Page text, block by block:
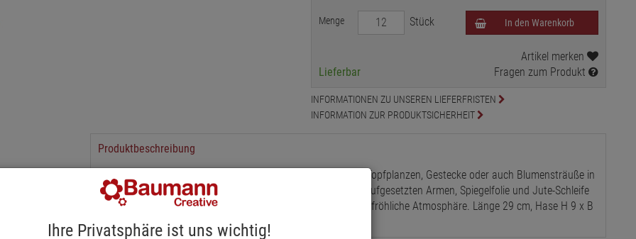
Menge Stück In den Warenkorb
Lieferbar
Artikel merken
Fragen zum Produkt
INFORMATIONEN ZU UNSEREN LIEFERFRISTEN
INFORMATION ZUR PRODUKTSICHERHEIT
Produktbeschreibung
Mit diesen süßen Dekosteckern Hase Emil versetzen Sie Ihre Topfplanzen, Gestecke oder auch Blumensträuße in
eine österliche Stimmung. Liebevoll verarbeitet aus Holz mit aufgesetzten Armen, Spiegelfolie und Jute-Schleife
verbreiten die lustig lächelnden Häschen eine gemütliche und fröhliche Atmosphäre. Länge 29 cm, Hase H 9 x B
6 cm, mit biegbarem Drahtstiel, 2-fach sortiert
Ihre Privatsphäre ist uns wichtig!